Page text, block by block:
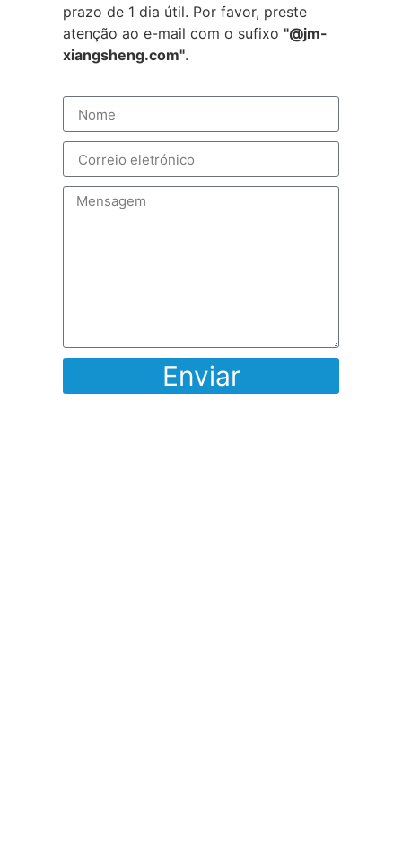
prazo de 1 dia útil. Por favor, preste
atenção ao e-mail com o sufixo "@jm-
xiangsheng.com".
Enviar